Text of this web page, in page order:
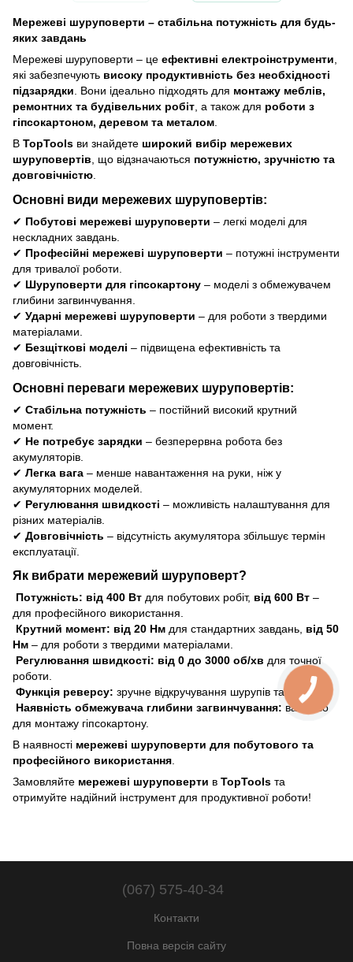
Мережеві шуруповерти – стабільна потужність для будь-
яких завдань
Мережеві шуруповерти – це ефективні електроінструменти
які забезпечують високу продуктивність без необхідності
підзарядки . Вони ідеально підходять для монтажу меблів,
ремонтних та будівельних робіт , а також для роботи з
гіпсокартоном, деревом та металом
В TopTools ви знайдете широкий вибір мережевих
шуруповертів , що відзначаються потужністю, зручністю та
довговічністю
Основні види мережевих шуруповертів:
✔ Побутові мережеві шуруповерти – легкі моделі для
нескладних завдань.
✔ Професійні мережеві шуруповерти – потужні інструменти
для тривалої роботи.
✔ Шуруповерти для гіпсокартону – моделі з обмежувачем
глибини загвинчування.
✔ Ударні мережеві шуруповерти – для роботи з твердими
матеріалами.
✔ Безщіткові моделі – підвищена ефективність та
довговічність.
Основні переваги мережевих шуруповертів:
✔ Стабільна потужність – постійний високий крутний
момент.
✔ Не потребує зарядки – безперервна робота без
акумуляторів.
✔ Легка вага – менше навантаження на руки, ніж у
акумуляторних моделей.
✔ Регулювання швидкості – можливість налаштування для
різних матеріалів.
✔ Довговічність – відсутність акумулятора збільшує термін
експлуатації.
Як вибрати мережевий шуруповерт?
Потужність: від 400 Вт для побутових робіт, від 600 Вт –
для професійного використання.
Крутний момент: від 20 Нм для стандартних завдань, від 50
Нм – для роботи з твердими матеріалами.
Регулювання швидкості: від 0 до 3000 об/хв для точної
роботи.
Функція реверсу: зручне відкручування шурупів та болтів.
Наявність обмежувача глибини загвинчування: важливо
для монтажу гіпсокартону.
В наявності мережеві шуруповерти для побутового та
професійного використання.
Замовляйте мережеві шуруповерти в TopTools та
отримуйте надійний інструмент для продуктивної роботи!
(067) 575-40-34
Контакти
Повна версія сайту